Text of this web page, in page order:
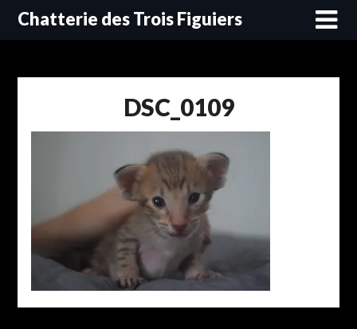
SkipChatterie des Trois Figuiers
DSC_0109